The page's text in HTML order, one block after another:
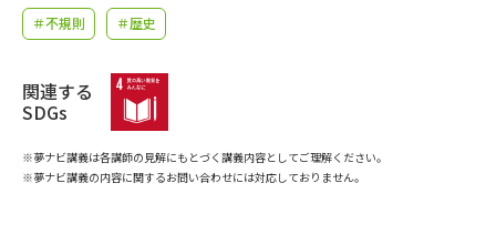
学問のミニ講義「夢ナビ講義」
＃不規則 ＃歴史
関連する
SDGs
※夢ナビ講義は各講師の見解にもとづく講義内容としてご理解ください。
※夢ナビ講義の内容に関するお問い合わせには対応しておりません。